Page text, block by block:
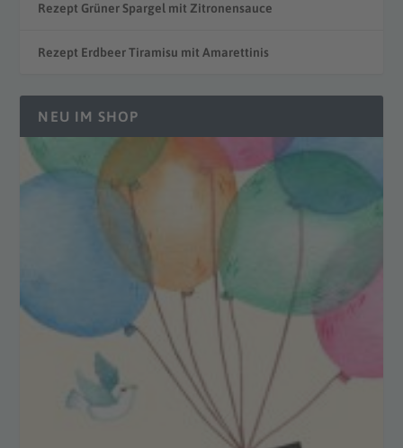
Rezept Grüner Spargel mit Zitronensauce
Rezept Erdbeer Tiramisu mit Amarettinis
NEU IM SHOP